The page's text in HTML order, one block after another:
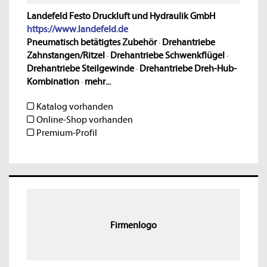
Landefeld Festo Druckluft und Hydraulik GmbH
https://www.landefeld.de
Pneumatisch betätigtes Zubehör· Drehantriebe
Zahnstangen/Ritzel · Drehantriebe Schwenkflügel ·
Drehantriebe Steilgewinde· Drehantriebe Dreh-Hub-
Kombination· mehr...
Katalog vorhanden
Online-Shop vorhanden
Premium-Profil
Firmenlogo